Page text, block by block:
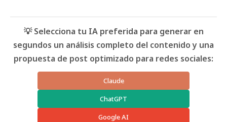
💡 Selecciona tu IA preferida para generar en
segundos un análisis completo del contenido y una
propuesta de post optimizado para redes sociales:
Claude
ChatGPT
Google AI